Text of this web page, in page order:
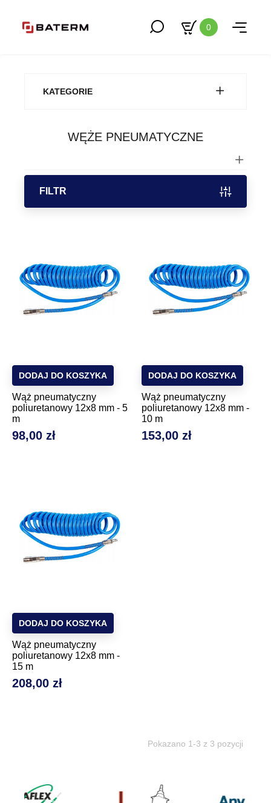
0
KATEGORIE
WĘŻE PNEUMATYCZNE
FILTR
Wąż pneumatyczny
poliuretanowy 12x8 mm - 5
m
Cena
98,00 zł
DODAJ DO KOSZYKA
Wąż pneumatyczny
poliuretanowy 12x8 mm -
10 m
Cena
153,00 zł
DODAJ DO KOSZYKA
Wąż pneumatyczny
poliuretanowy 12x8 mm -
15 m
Cena
208,00 zł
DODAJ DO KOSZYKA
Pokazano 1-3 z 3 pozycji